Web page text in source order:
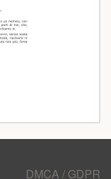
DMCA / GDPR